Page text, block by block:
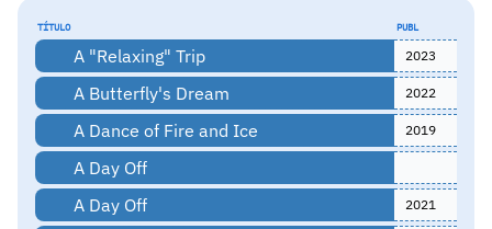
TÍTULO PUBL
A "Relaxing" Trip 2023
A Butterfly's Dream 2022
A Dance of Fire and Ice 2019
A Day Off
A Day Off
2021